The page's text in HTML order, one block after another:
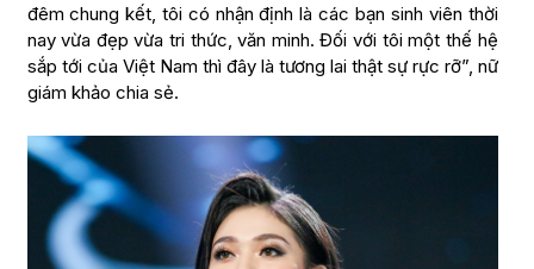
đêm chung kết, tôi có nhận định là các bạn sinh viên thời
nay vừa đẹp vừa tri thức, văn minh. Đối với tôi một thế hệ
sắp tới của Việt Nam thì đây là tương lai thật sự rực rỡ”, nữ
giám khảo chia sẻ.